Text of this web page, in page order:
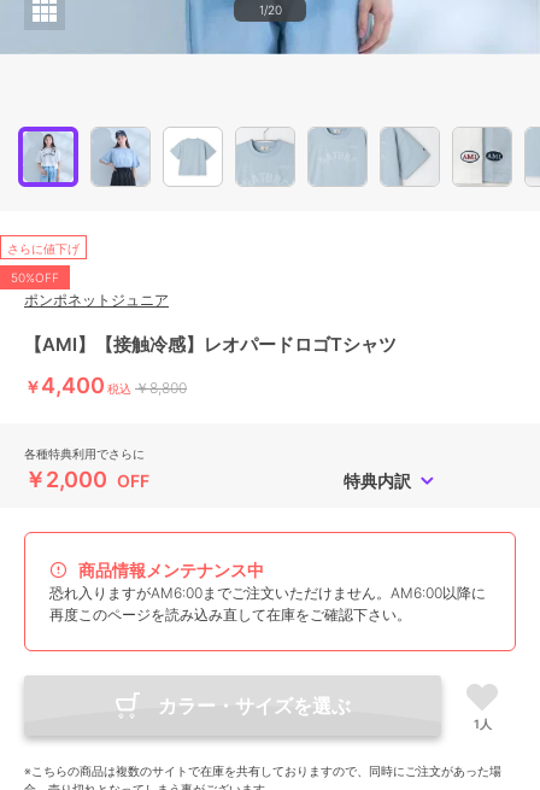
1/20
さらに値下げ
50%OFF
ポンポネットジュニア
【AMI】【接触冷感】レオパードロゴTシャツ
￥4,400 税込 ￥8,800
各種特典利用でさらに
￥2,000 OFF 特典内訳
商品情報メンテナンス中
恐れ入りますがAM6:00までご注文いただけません。AM6:00以降に
再度このページを読み込み直して在庫をご確認下さい。
カラー・サイズを選ぶ
1人
※こちらの商品は複数のサイトで在庫を共有しておりますので、同時にご注文があった場